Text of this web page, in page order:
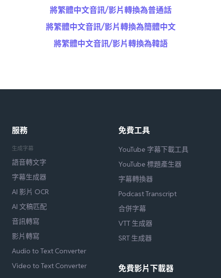
將繁體中文音訊/影片轉換為普通話
將繁體中文音訊/影片轉換為簡體中文
將繁體中文音訊/影片轉換為韓語
服務
生成字幕
語音轉文字
字幕生成器
AI 影片 OCR
AI 文稿匹配
音訊轉寫
影片轉寫
Audio to Text Converter
Video to Text Converter
免費工具
YouTube 字幕下載工具
YouTube 標題產生器
字幕轉換器
Podcast Transcript
合併字幕
VTT 生成器
SRT 生成器
免費影片下載器